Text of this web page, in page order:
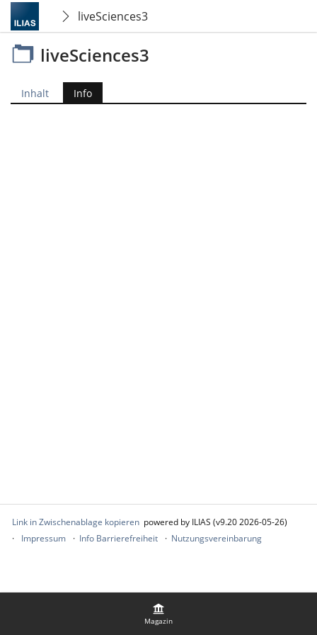
liveSciences3
Magazin
liveSciences3
Inhalt Info
Link in Zwischenablage kopieren powered by ILIAS (v9.20 2026-05-26)
Impressum
Info Barrierefreiheit Nutzungsvereinbarung